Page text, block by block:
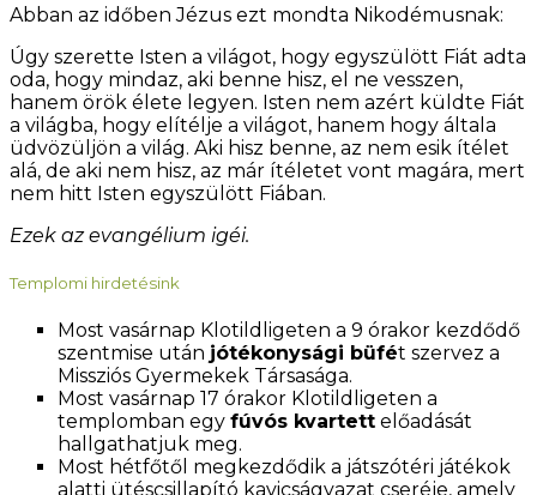
Abban az időben Jézus ezt mondta Nikodémusnak:
Úgy szerette Isten a világot, hogy egyszülött Fiát adta
oda, hogy mindaz, aki benne hisz, el ne vesszen,
hanem örök élete legyen. Isten nem azért küldte Fiát
a világba, hogy elítélje a világot, hanem hogy általa
üdvözüljön a világ. Aki hisz benne, az nem esik ítélet
alá, de aki nem hisz, az már ítéletet vont magára, mert
nem hitt Isten egyszülött Fiában.
Ezek az evangélium igéi.
Templomi hirdetésink
Most vasárnap Klotildligeten a 9 órakor kezdődő
szentmise után jótékonysági büfét szervez a
Missziós Gyermekek Társasága.
Most vasárnap 17 órakor Klotildligeten a
templomban egy fúvós kvartett előadását
hallgathatjuk meg.
Most hétfőtől megkezdődik a játszótéri játékok
alatti ütéscsillapító kavicságyazat cseréje, amely